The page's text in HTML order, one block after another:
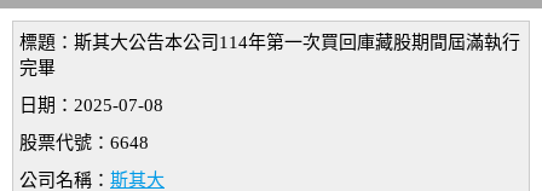
標題：斯其大公告本公司114年第一次買回庫藏股期間屆滿執行
完畢
日期：2025-07-08
股票代號：6648
公司名稱： 斯其大